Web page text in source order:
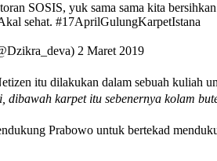
SOSIS, yuk sama sama kita
sehat. #17AprilGulungKarpetIstana
2 Maret 2019
itu dilakukan dalam sebuah kuliah
karpet itu sebenernya kolam
Prabowo untuk bertekad